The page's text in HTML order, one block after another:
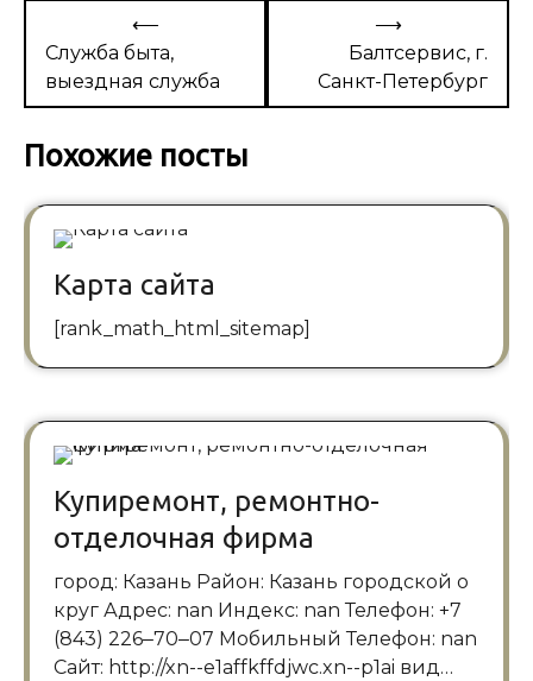
Навигация
по
записям
⟵
Служба быта,
выездная служба
Балтсервис, г.
Санкт-Петербург
⟶
Похожие посты
Карта сайта
[rank_math_html_sitemap]
Купиремонт, ремонтно-
отделочная фирма
город: Казань Район: Казань городской о
круг Адрес: nan Индекс: nan Телефон: +7
(843) 226‒70‒07 Мобильный Телефон: nan
Сайт: http://xn--e1affkffdjwc.xn--p1ai вид…